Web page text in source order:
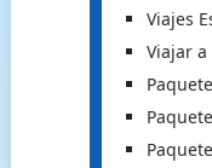
Viajes
Viajar a